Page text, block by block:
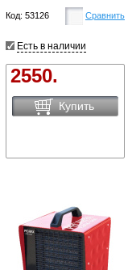
Код: 53126 Сравнить
Есть в наличии
2550.
Купить